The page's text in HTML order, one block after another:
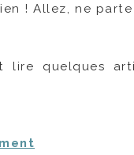
! Allez, ne
quelques